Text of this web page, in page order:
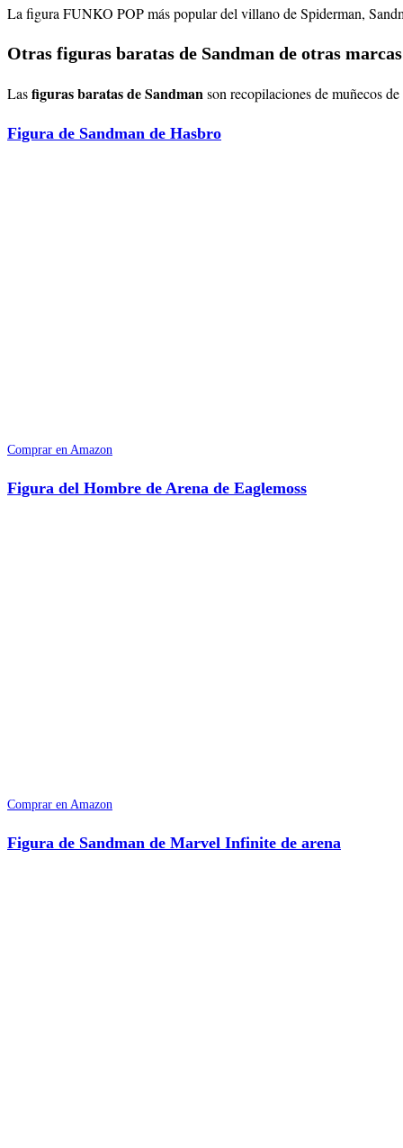
La figura FUNKO POP más popular del villano de Spiderman,
Otras figuras baratas de Sandman de otras marcas
Lasfiguras baratas de Sandmanson recopilaciones de muñecos
Figura de Sandman de Hasbro
Comprar en Amazon
Figura del Hombre de Arena de Eaglemoss
Comprar en Amazon
Figura de Sandman de Marvel Infinite de arena